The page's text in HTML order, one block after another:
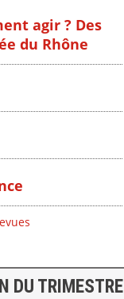
agir ? Des
du Rhône
DU TRIMESTRE